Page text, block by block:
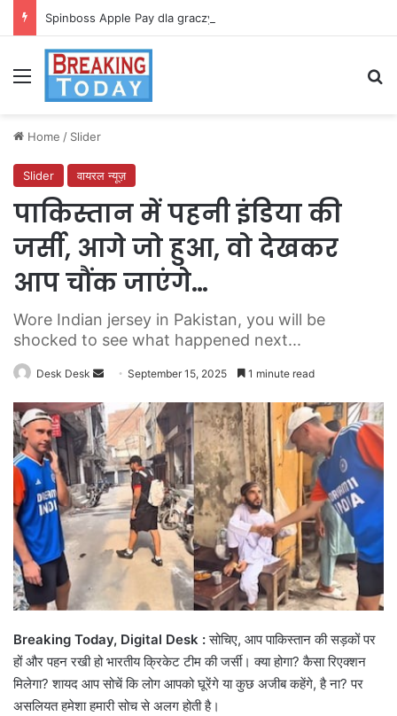
Spinboss Apple Pay dla graczy na iPhone
Menu
Home / Slider
Slider वायरल न्यूज़
पाकिस्तान में पहनी इंडिया की
जर्सी, आगे जो हुआ, वो देखकर
आप चौंक जाएंगे…
Wore Indian jersey in Pakistan, you will be
shocked to see what happened next...
Desk Desk
Send
email
September 15, 2025 1 minute read
Breaking Today, Digital Desk :सोचिए, आप पाकिस्तान की सड़कों पर
हों और पहन रखी हो भारतीय क्रिकेट टीम की जर्सी। क्या होगा? कैसा रिएक्शन
मिलेगा? शायद आप सोचें कि लोग आपको घूरेंगे या कुछ अजीब कहेंगे, है ना? पर
असलियत हमेशा हमारी सोच से अलग होती है।